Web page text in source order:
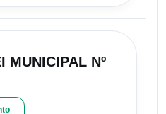
MUNICIPAL Nº